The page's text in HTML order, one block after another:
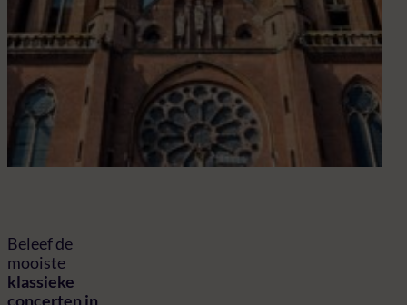
Beleef de
mooiste
klassieke
concerten in